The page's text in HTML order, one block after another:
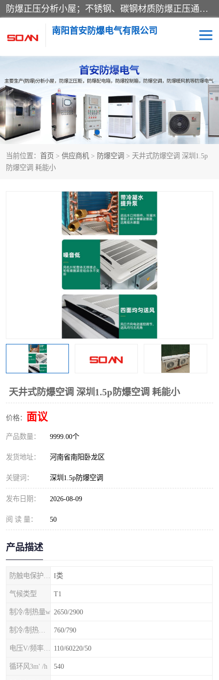
防爆正压分析小屋；不锈钢、碳钢材质防爆正压通风柜，分上下、左右、外挂三种款式；立式、挂式防爆配电柜体；不锈钢、碳钢防爆变频、磁力、星三角启动器；不锈钢、碳钢、铸铝防爆控制箱柜；可操作按键、多块式防爆仪表箱；多材质防爆接线箱；台式防爆电脑、防爆监视器。产品适配石油、化工、煤炭、电力、纺织、酿酒、航天、铁路、冶金、船舶、消防、市政等多行业工况使用。
南阳首安防爆电气有限公司
当前位置： 首页 > 供应商机 > 防爆空调 > 天井式防爆空调 深圳1.5p
防爆空调 耗能小
天井式防爆空调 深圳1.5p防爆空调 耗能小
价格： 面议
产品数量： 9999.00个
发货地址： 河南省南阳卧龙区
关键词： 深圳1.5p防爆空调
发布日期： 2026-08-09
阅 读 量： 50
产品描述
I类
气候类型 T1
制冷/制热量w 2650/2900
760/790
110/60220/50
循环风3m' /h 540
防爆小屋 防爆正压柜
防爆空调 防爆配电箱
防爆控制箱 防爆接线箱
防爆操作柱 防爆监视显示器